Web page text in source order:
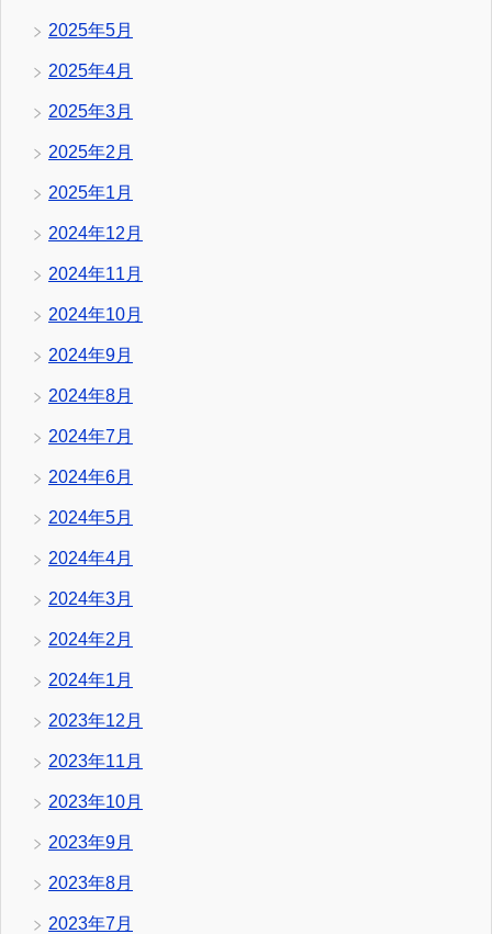
2025年5月
2025年4月
2025年3月
2025年2月
2025年1月
2024年12月
2024年11月
2024年10月
2024年9月
2024年8月
2024年7月
2024年6月
2024年5月
2024年4月
2024年3月
2024年2月
2024年1月
2023年12月
2023年11月
2023年10月
2023年9月
2023年8月
2023年7月